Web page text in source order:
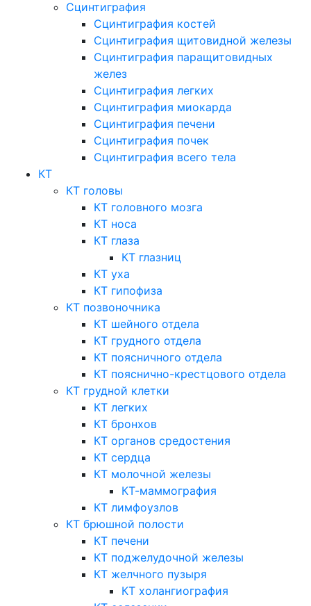
Сцинтиграфия
Сцинтиграфия костей
Сцинтиграфия щитовидной железы
Сцинтиграфия паращитовидных
желез
Сцинтиграфия легких
Сцинтиграфия миокарда
Сцинтиграфия печени
Сцинтиграфия почек
Сцинтиграфия всего тела
КТ
КТ головы
КТ головного мозга
КТ носа
КТ глаза
КТ глазниц
КТ уха
КТ гипофиза
КТ позвоночника
КТ шейного отдела
КТ грудного отдела
КТ поясничного отдела
КТ пояснично-крестцового отдела
КТ грудной клетки
КТ легких
КТ бронхов
КТ органов средостения
КТ сердца
КТ молочной железы
КТ-маммография
КТ лимфоузлов
КТ брюшной полости
КТ печени
КТ поджелудочной железы
КТ желчного пузыря
КТ холангиография